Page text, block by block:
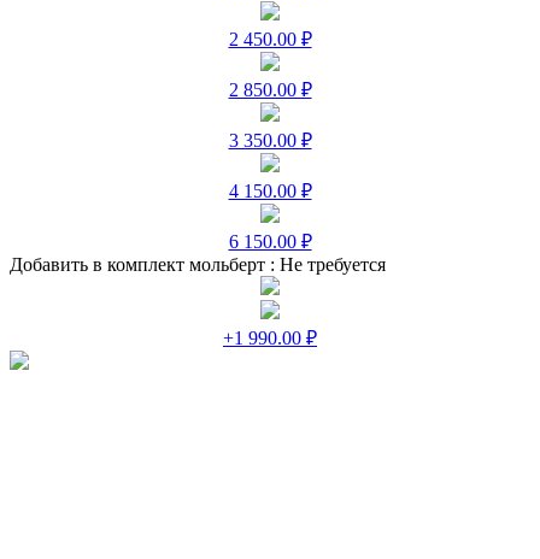
2 450.00 ₽
2 850.00 ₽
3 350.00 ₽
4 150.00 ₽
6 150.00 ₽
Добавить в комплект мольберт : Не требуется
+1 990.00 ₽